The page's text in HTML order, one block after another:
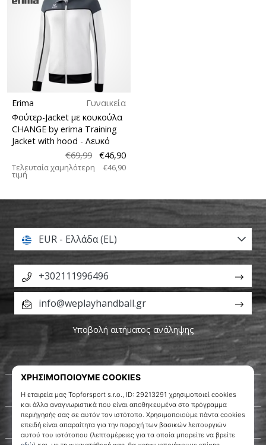
Erima
Γυναικεία
Φούτερ-Jacket με κουκούλα
CHANGE by erima Training
Jacket with hood - Λευκό
€69,99
€46,90
Τελευταία χαμηλότερη
τιμή
€46,90
Σχετικά μ' εμάς
Εξυπηρέτηση πελατών
EUR - Ελλάδα (EL)
+302111996496
info@weplayhandball.gr
Υποβολή αιτήματος ανάληψης